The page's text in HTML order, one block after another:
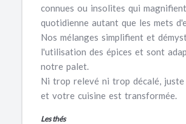
connues ou insolites qui
quotidienne autant que les mets
Nos mélanges simplifient et
l'utilisation des épices et sont
notre palet.
Ni trop relevé ni trop décalé, juste
et votre cuisine est transformée.
Les thés